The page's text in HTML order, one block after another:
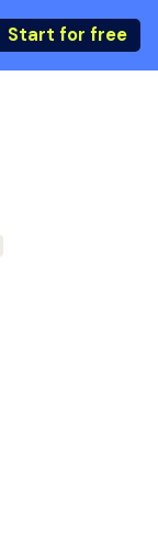
Start for free